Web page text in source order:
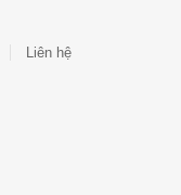
Liên hệ